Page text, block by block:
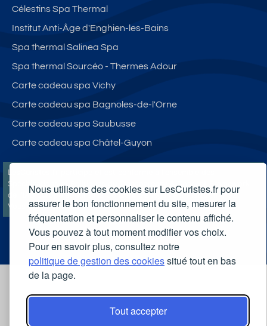
Nous utilisons des cookies sur LesCuristes.fr pour
assurer le bon fonctionnement du site, mesurer la
fréquentation et personnaliser le contenu affiché.
Vous pouvez à tout moment modifier vos choix.
Pour en savoir plus, consultez notre
politique de gestion des cookiessitué tout en bas
de la page.
Tout accepter
Célestins Spa Thermal
Institut Anti-Âge d'Enghien-les-Bains
Spa thermal Salinea Spa
Spa thermal Sourcéo - Thermes Adour
Carte cadeau spa Vichy
Carte cadeau spa Bagnoles-de-l'Orne
Carte cadeau spa Saubusse
Carte cadeau spa Châtel-Guyon
LesCuristes.fr participe et est conforme à l'ensemble des
Spécifications et Politiques du Transparency & Consent Framework
de l'IAB Europe et utilise la Consent Management Platform n°92.
Vous pouvez modifier vos choix à tout moment encliquant ici.